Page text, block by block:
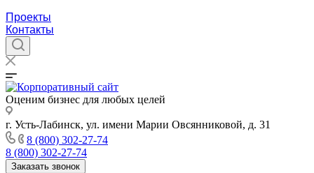
Проекты
Контакты
Оценим бизнес для любых целей
г. Усть-Лабинск, ул. имени Марии Овсянниковой, д. 31
8 (800) 302-27-74
8 (800) 302-27-74
Заказать звонок